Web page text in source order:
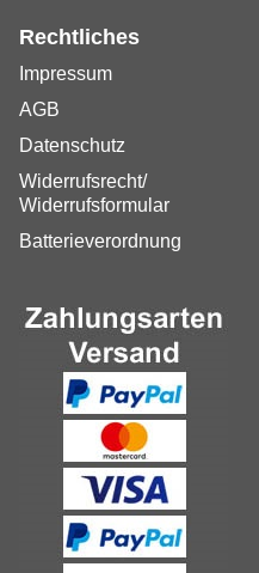
Rechtliches
Impressum
AGB
Datenschutz
Widerrufsrecht/
Widerrufsformular
Batterieverordnung